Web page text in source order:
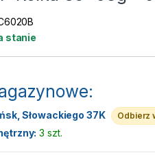
stanie
Słowackiego 37K Odbierz
3 szt.